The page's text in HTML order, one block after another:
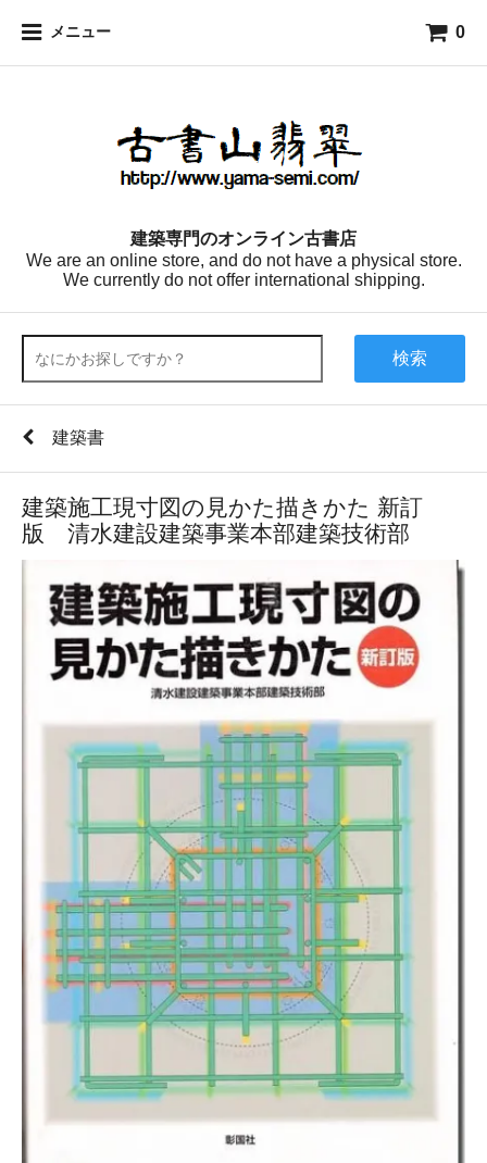
メニュー 0
建築専門のオンライン古書店
We are an online store, and do not have a physical store.
We currently do not offer international shipping.
検索
建築書
建築施工現寸図の見かた描きかた 新訂
版 清水建設建築事業本部建築技術部